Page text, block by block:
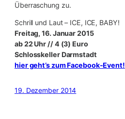
Überraschung zu.
Schrill und Laut – ICE, ICE, BABY!
Freitag, 16. Januar 2015
ab 22 Uhr // 4 (3) Euro
Schlosskeller Darmstadt
hier geht’s zum Facebook-Event!
19. Dezember 2014